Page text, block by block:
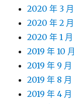
2020 年 3 月
2020 年 2 月
2020 年 1 月
2019 年 10 月
2019 年 9 月
2019 年 8 月
2019 年 4 月